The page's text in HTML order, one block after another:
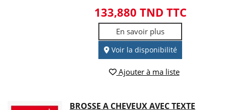
133,880 TND TTC
En savoir plus
Voir la disponibilité
Ajouter à ma liste
BROSSE A CHEVEUX AVEC TEXTE